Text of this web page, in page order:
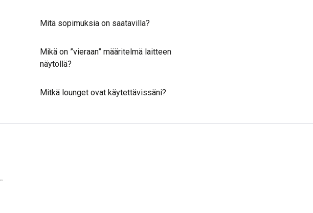
Mitä sopimuksia on saatavilla?
Mikä on ”vieraan” määritelmä laitteen
näytöllä?
Mitkä lounget ovat käytettävissäni?